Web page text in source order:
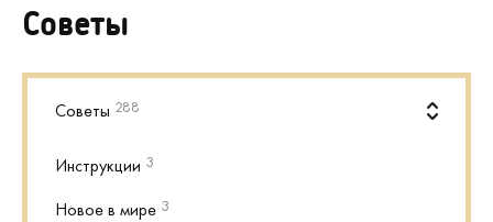
Советы
Инструкции 3
Новое в мире 3
Советы 288